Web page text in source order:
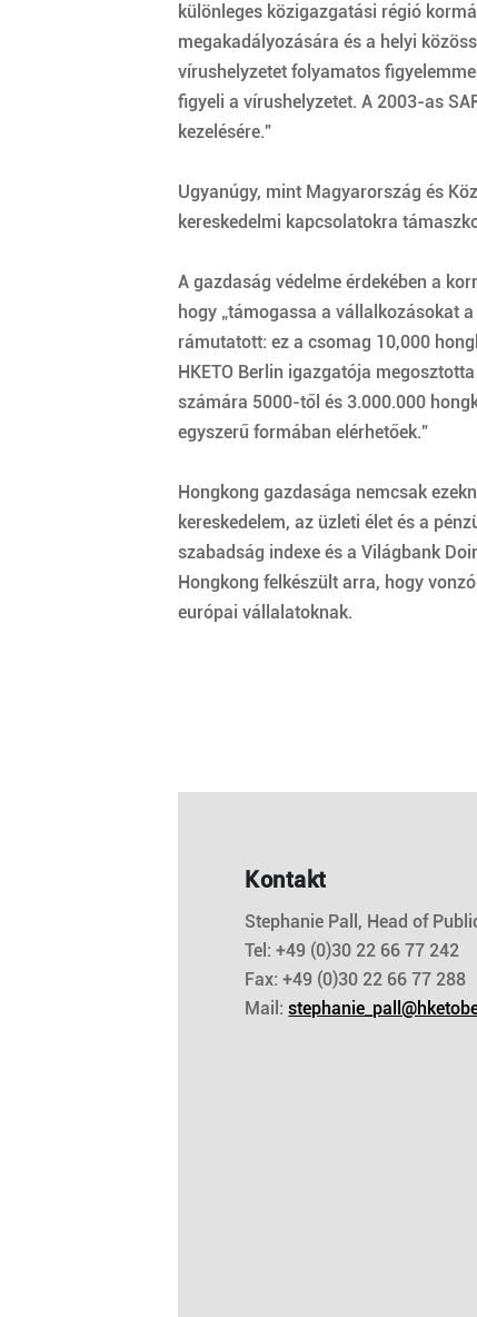
különleges közigazgatási régió
megakadályozására és a helyi
vírushelyzetet folyamatos
figyeli a vírushelyzetet. A 2003-as
kezelésére.”
Ugyanúgy, mint Magyarország és
kereskedelmi kapcsolatokra
A gazdaság védelme érdekében a
hogy „támogassa a vállalkozásokat
rámutatott: ez a csomag 10,000
HKETO Berlin igazgatója
számára 5000-től és 3.000.000
egyszerű formában elérhetőek.”
Hongkong gazdasága nemcsak
kereskedelem, az üzleti élet és a
szabadság indexe és a Világbank
Hongkong felkészült arra, hogy
európai vállalatoknak.
Kontakt
Stephanie Pall, Head of
Tel: +49 (0)30 22 66 77 242
Fax: +49 (0)30 22 66 77 288
Mail: